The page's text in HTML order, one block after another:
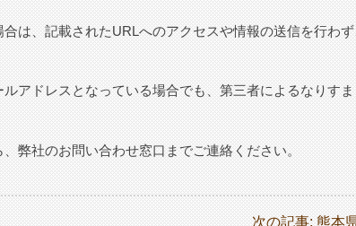
は、記載されたURLへのアクセスや情報の送信を行わ
アドレスとなっている場合でも、第三者によるなりす
弊社のお問い合わせ窓口までご連絡ください。
次の記事: 熊本